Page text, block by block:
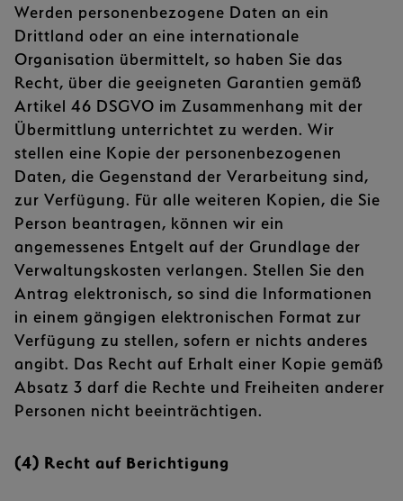
Werden personenbezogene Daten an ein
Drittland oder an eine internationale
Organisation übermittelt, so haben Sie das
Recht, über die geeigneten Garantien gemäß
Artikel 46 DSGVO im Zusammenhang mit der
Übermittlung unterrichtet zu werden. Wir
stellen eine Kopie der personenbezogenen
Daten, die Gegenstand der Verarbeitung sind,
zur Verfügung. Für alle weiteren Kopien, die Sie
Person beantragen, können wir ein
angemessenes Entgelt auf der Grundlage der
Verwaltungskosten verlangen. Stellen Sie den
Antrag elektronisch, so sind die Informationen
in einem gängigen elektronischen Format zur
Verfügung zu stellen, sofern er nichts anderes
angibt. Das Recht auf Erhalt einer Kopie gemäß
Absatz 3 darf die Rechte und Freiheiten anderer
Personen nicht beeinträchtigen.
(4) Recht auf Berichtigung